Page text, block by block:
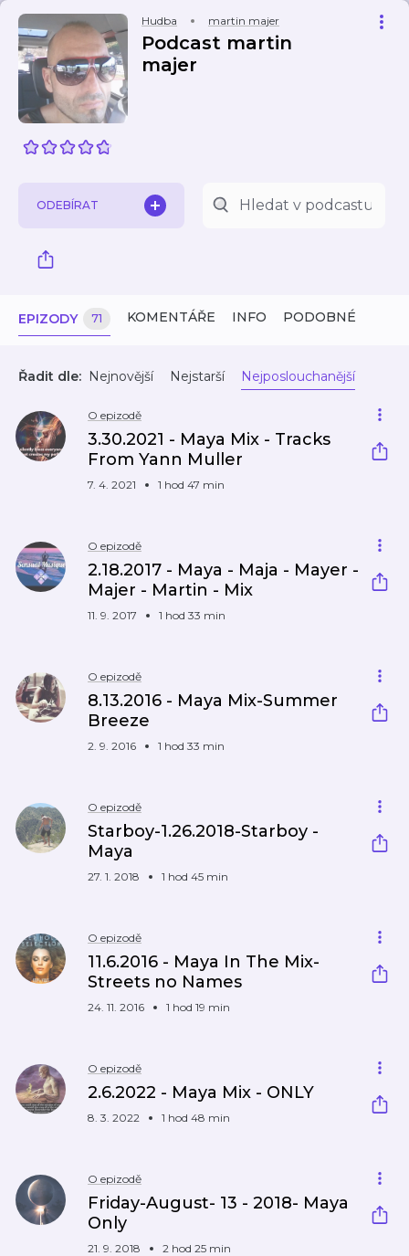
Hudba martin majer
Podcast martin
majer
ODEBÍRAT
EPIZODY 71 KOMENTÁŘE INFO PODOBNÉ
Řadit dle: Nejnovější Nejstarší Nejposlouchanější
O epizodě
3.30.2021 - Maya Mix - Tracks
From Yann Muller
7. 4. 2021 1 hod 47 min
O epizodě
2.18.2017 - Maya - Maja - Mayer -
Majer - Martin - Mix
11. 9. 2017 1 hod 33 min
O epizodě
8.13.2016 - Maya Mix-Summer
Breeze
2. 9. 2016 1 hod 33 min
O epizodě
Starboy-1.26.2018-Starboy -
Maya
27. 1. 2018 1 hod 45 min
O epizodě
11.6.2016 - Maya In The Mix-
Streets no Names
24. 11. 2016 1 hod 19 min
O epizodě
2.6.2022 - Maya Mix - ONLY
8. 3. 2022 1 hod 48 min
O epizodě
Friday-August- 13 - 2018- Maya
Only
21. 9. 2018 2 hod 25 min